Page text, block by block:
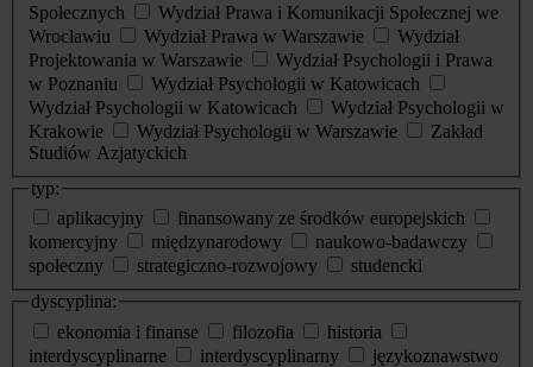
Społecznych
Wydział Prawa i Komunikacji Społecznej we
Wrocławiu
Wydział Prawa w Warszawie
Wydział
Projektowania w Warszawie
Wydział Psychologii i Prawa
w Poznaniu
Wydział Psychologii w Katowicach
Wydział Psychologii w Katowicach
Wydział Psychologii w
Krakowie
Wydział Psychologii w Warszawie
Zakład
Studiów Azjatyckich
typ:
aplikacyjny
finansowany ze środków europejskich
komercyjny
międzynarodowy
naukowo-badawczy
społeczny
strategiczno-rozwojowy
studencki
dyscyplina:
ekonomia i finanse
filozofia
historia
interdyscyplinarne
interdyscyplinarny
językoznawstwo